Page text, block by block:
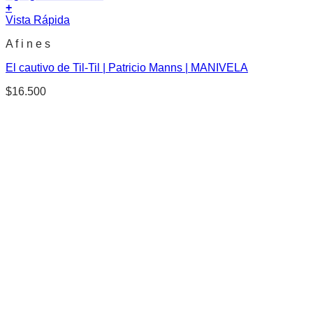
+
Vista Rápida
A f i n e s
El cautivo de Til-Til | Patricio Manns | MANIVELA
$16.500